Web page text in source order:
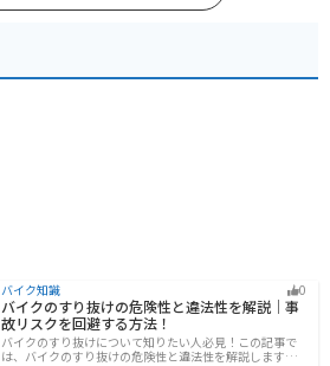
バイク知識 0
バイクのすり抜けの危険性と違法性を解説｜事
故リスクを回避する方法！
バイクのすり抜けについて知りたい人必見！この記事で
は、バイクのすり抜けの危険性と違法性を解説します。